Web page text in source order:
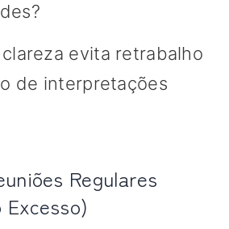
evita retrabalho
de interpretações
Regulares